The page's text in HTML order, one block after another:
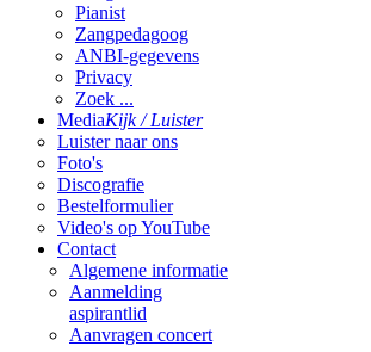
Pianist
Zangpedagoog
ANBI-gegevens
Privacy
Zoek ...
MediaKijk / Luister
Luister naar ons
Foto's
Discografie
Bestelformulier
Video's op YouTube
Contact
Algemene informatie
Aanmelding
aspirantlid
Aanvragen concert